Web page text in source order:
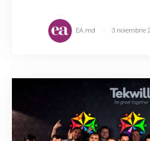
EA.md 3 noiembrie